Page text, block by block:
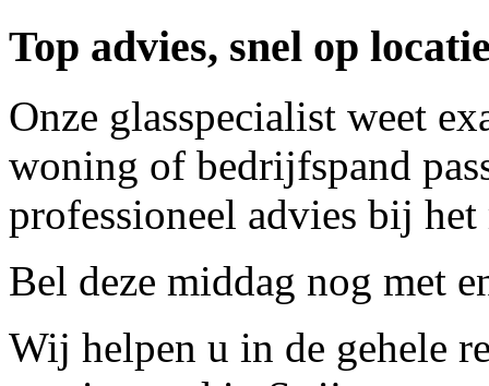
Top advies, snel op
Onze glasspecialist weet
woning of bedrijfspand
professioneel advies bij
Bel deze middag nog met
Wij helpen u in de gehele